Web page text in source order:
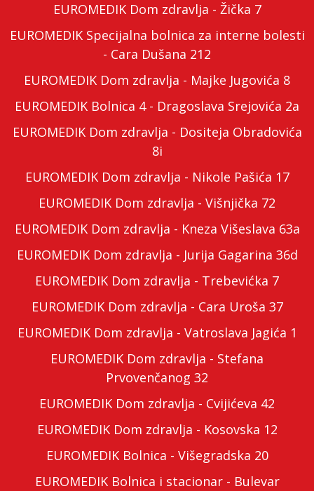
EUROMEDIK Dom zdravlja - Žička 7
EUROMEDIK Specijalna bolnica za interne bolesti
- Cara Dušana 212
EUROMEDIK Dom zdravlja - Majke Jugovića 8
EUROMEDIK Bolnica 4 - Dragoslava Srejovića 2a
EUROMEDIK Dom zdravlja - Dositeja Obradovića
8i
EUROMEDIK Dom zdravlja - Nikole Pašića 17
EUROMEDIK Dom zdravlja - Višnjička 72
EUROMEDIK Dom zdravlja - Kneza Višeslava 63a
EUROMEDIK Dom zdravlja - Jurija Gagarina 36d
EUROMEDIK Dom zdravlja - Trebevićka 7
EUROMEDIK Dom zdravlja - Cara Uroša 37
EUROMEDIK Dom zdravlja - Vatroslava Jagića 1
EUROMEDIK Dom zdravlja - Stefana
Prvovenčanog 32
EUROMEDIK Dom zdravlja - Cvijićeva 42
EUROMEDIK Dom zdravlja - Kosovska 12
EUROMEDIK Bolnica - Višegradska 20
EUROMEDIK Bolnica i stacionar - Bulevar